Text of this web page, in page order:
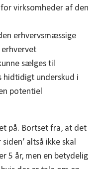
virksomheder af den
erhvervsmæssige
sælges til
hidtidigt underskud i
potentiel
på. Bortset fra, at det
altså ikke skal
5 år, men en betydelig